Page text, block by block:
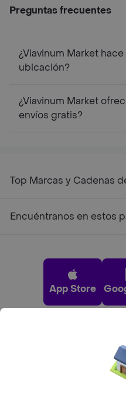
Preguntas frecuentes
¿Viavinum Market
ubicación?
¿Viavinum Market
envíos gratis?
Top Marcas y Cadenas
Encuéntranos en estos
App Store
Pide tu comida favorita